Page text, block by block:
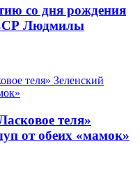
со дня рождения
Людмилы
теля»
от обеих «мамок»